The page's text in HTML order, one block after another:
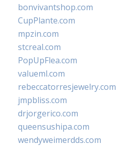
bonvivantshop.com
CupPlante.com
mpzin.com
stcreal.com
PopUpFlea.com
valueml.com
rebeccatorresjewelry.com
jmpbliss.com
drjorgerico.com
queensushipa.com
wendyweimerdds.com